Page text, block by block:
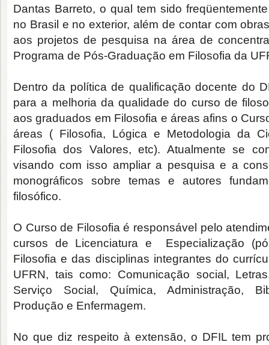
Dantas Barreto, o qual tem sido
no Brasil e no exterior, além de contar com
aos projetos de pesquisa na área de
Programa de Pós-Graduação em Filosofia da
Dentro da política de qualificação docente do
para a melhoria da qualidade do curso de
aos graduados em Filosofia e áreas afins o
áreas ( Filosofia, Lógica e Metodologia da
Filosofia dos Valores, etc). Atualmente se
visando com isso ampliar a pesquisa e a
monográficos sobre temas e autores
filosófico.
O Curso de Filosofia é responsável pelo
cursos de Licenciatura e Especialização
Filosofia e das disciplinas integrantes do
UFRN, tais como: Comunicação social,
Serviço Social, Química, Administração,
Produção e Enfermagem.
No que diz respeito à extensão, o DFIL tem